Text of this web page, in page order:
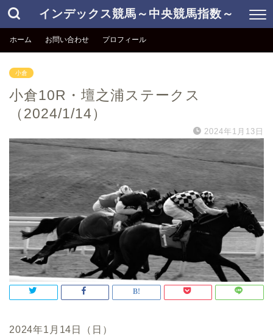
インデックス競馬～中央競馬指数～
ホーム お問い合わせ プロフィール
小倉
小倉10R・壇之浦ステークス
（2024/1/14）
2024年1月13日
2024年1月14日（日）